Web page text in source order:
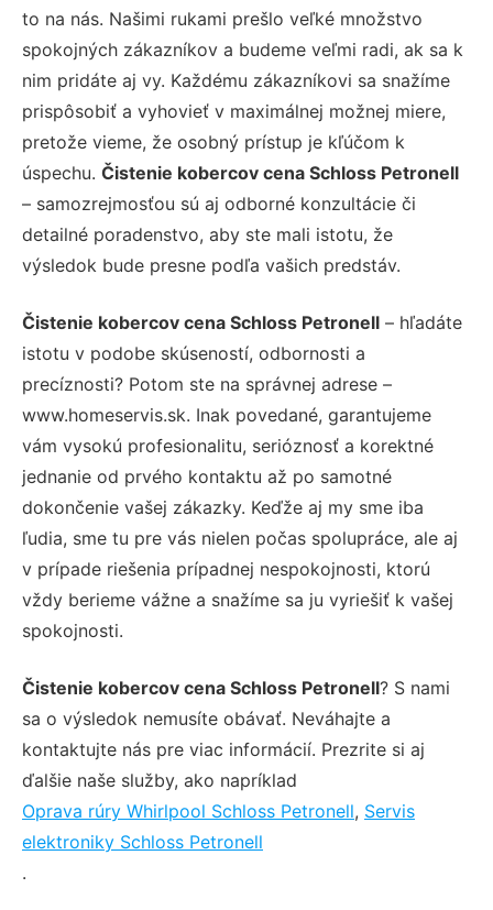
to na nás. Našimi rukami prešlo veľké množstvo
spokojných zákazníkov a budeme veľmi radi, ak sa k
nim pridáte aj vy. Každému zákazníkovi sa snažíme
prispôsobiť a vyhovieť v maximálnej možnej miere,
pretože vieme, že osobný prístup je kľúčom k
úspechu. Čistenie kobercov cena Schloss Petronell
– samozrejmosťou sú aj odborné konzultácie či
detailné poradenstvo, aby ste mali istotu, že
výsledok bude presne podľa vašich predstáv.
Čistenie kobercov cena Schloss Petronell – hľadáte
istotu v podobe skúseností, odbornosti a
precíznosti? Potom ste na správnej adrese –
www.homeservis.sk. Inak povedané, garantujeme
vám vysokú profesionalitu, serióznosť a korektné
jednanie od prvého kontaktu až po samotné
dokončenie vašej zákazky. Keďže aj my sme iba
ľudia, sme tu pre vás nielen počas spolupráce, ale aj
v prípade riešenia prípadnej nespokojnosti, ktorú
vždy berieme vážne a snažíme sa ju vyriešiť k vašej
spokojnosti.
Čistenie kobercov cena Schloss Petronell? S nami
sa o výsledok nemusíte obávať. Neváhajte a
kontaktujte nás pre viac informácií. Prezrite si aj
ďalšie naše služby, ako napríklad
Oprava rúry Whirlpool Schloss Petronell, Servis
elektroniky Schloss Petronell
.